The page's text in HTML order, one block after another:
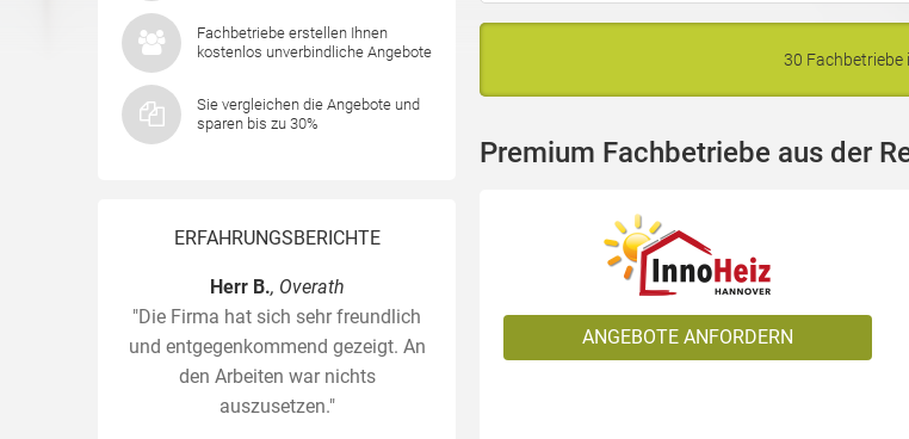
Fachbetriebe erstellen Ihnen
kostenlos unverbindliche Angebote
Sie vergleichen die Angebote und
sparen bis zu 30%
ERFAHRUNGSBERICHTE
Herr B., Overath
"Die Firma hat sich sehr freundlich
und entgegenkommend gezeigt. An
den Arbeiten war nichts
auszusetzen."
30 Fachbetriebe
Premium Fachbetriebe aus der
ANGEBOTE ANFORDERN